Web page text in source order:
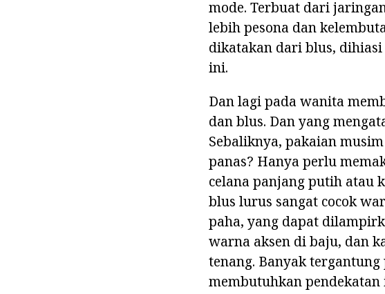
mode. Terbuat dari
lebih pesona dan
dikatakan dari blus,
ini.
Dan lagi pada wanita
dan blus. Dan yang
Sebaliknya, pakaian
panas? Hanya perlu
celana panjang putih atau
blus lurus sangat cocok
paha, yang dapat
warna aksen di baju, dan
tenang. Banyak
membutuhkan